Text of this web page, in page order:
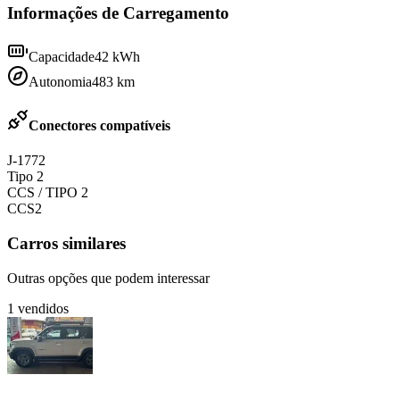
Informações de Carregamento
Capacidade42 kWh
Autonomia483 km
Conectores compatíveis
J-1772
Tipo 2
CCS / TIPO 2
CCS2
Carros similares
Outras opções que podem interessar
1 vendidos